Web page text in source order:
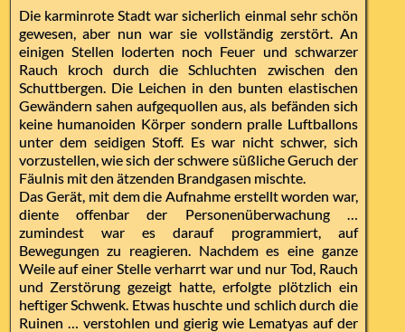
Die karminrote Stadt war sicherlich einmal sehr schön
gewesen, aber nun war sie vollständig zerstört. An
einigen Stellen loderten noch Feuer und schwarzer
Rauch kroch durch die Schluchten zwischen den
Schuttbergen. Die Leichen in den bunten elastischen
Gewändern sahen aufgequollen aus, als befänden sich
keine humanoiden Körper sondern pralle Luftballons
unter dem seidigen Stoff. Es war nicht schwer, sich
vorzustellen, wie sich der schwere süßliche Geruch der
Fäulnis mit den ätzenden Brandgasen mischte.
Das Gerät, mit dem die Aufnahme erstellt worden war,
diente offenbar der Personenüberwachung …
zumindest war es darauf programmiert, auf
Bewegungen zu reagieren. Nachdem es eine ganze
Weile auf einer Stelle verharrt war und nur Tod, Rauch
und Zerstörung gezeigt hatte, erfolgte plötzlich ein
heftiger Schwenk. Etwas huschte und schlich durch die
Ruinen … verstohlen und gierig wie Lematyas auf der